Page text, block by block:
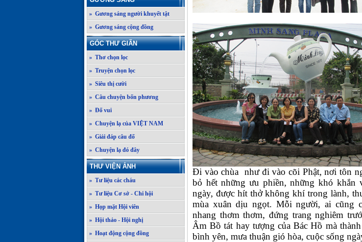
» Gương sáng người khuyết tật
» Gương sáng cộng đồng
GÓC THƯ GIÃN
» Thơ chọn lọc
» Truyện chọn lọc
» Siêu thị cười
» Câu chuyện bốn phương
» Đố vui
» Chuyện lạ của VIỆT NAM
» Giải đáp câu đố
» Chuyện lạ đó đây
THƯ VIỆN ẢNH
» Tư liệu các cháu
» Tư liệu Cơ sở - Chi hội
» Họp mặt Hội viên
» Hội thảo - Hội nghị
» Hoạt động cộng đồng
Đi vào chùa như đi vào cõi Phật, nơi tôn
bỏ hết những ưu phiền, những khó khắn
ngày, được hít thở không khí trong lành,
mùa xuân dịu ngọt. Mỗi người, ai cũng
nhang thơm thơm, đứng trang nghiêm
Âm Bồ tát hay tượng của Bác Hồ mà
bình yên, mưa thuận gió hòa, cuộc sống